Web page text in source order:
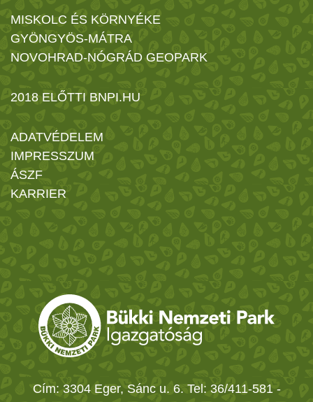
MISKOLC ÉS KÖRNYÉKE
GYÖNGYÖS-MÁTRA
NOVOHRAD-NÓGRÁD GEOPARK
2018 ELŐTTI BNPI.HU
ADATVÉDELEM
IMPRESSZUM
ÁSZF
KARRIER
Cím: 3304 Eger, Sánc u. 6. Tel: 36/411-581 -